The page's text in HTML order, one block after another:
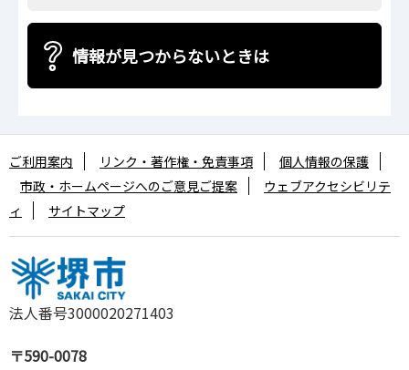
情報が見つからないときは
法人番号3000020271403
〒590-0078
ご利用案内 リンク・著作権・免責事項
個人情報の保護
市政・ホームページへのご意見ご提案
ウェブアクセシビリテ
ィ
サイトマップ